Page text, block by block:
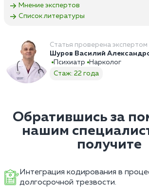
Мнение экспертов
Список литературы
Статья проверена экспертом
Шуров Василий
Психиатр
Нарколог
Стаж: 22 года
Обратившись за
нашим
получите
Интеграция кодирования в
долгосрочной трезвости.